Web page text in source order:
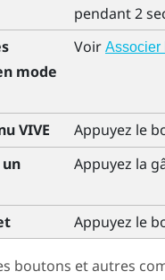
pendant 2
mode
Voir Associer
VIVE Appuyez le
Appuyez la
Appuyez le
boutons et autres